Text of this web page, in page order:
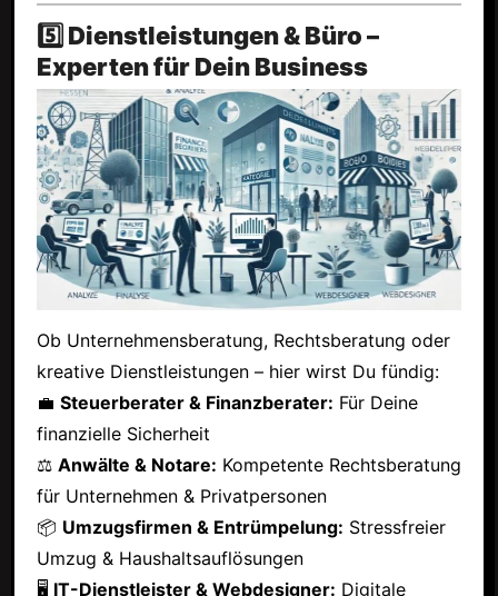
5️⃣ Dienstleistungen & Büro –
Experten für Dein Business
Ob Unternehmensberatung, Rechtsberatung oder
kreative Dienstleistungen – hier wirst Du fündig:
💼 Steuerberater & Finanzberater: Für Deine
finanzielle Sicherheit
⚖ Anwälte & Notare: Kompetente Rechtsberatung
für Unternehmen & Privatpersonen
📦 Umzugsfirmen & Entrümpelung: Stressfreier
Umzug & Haushaltsauflösungen
🖥 IT-Dienstleister & Webdesigner: Digitale